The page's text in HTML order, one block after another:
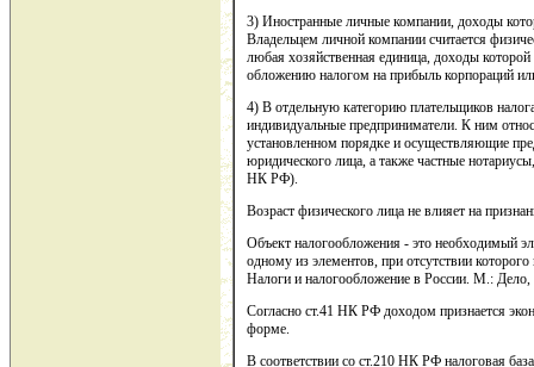
3) Иностранные личные компании, доходы
Владельцем личной компании считается
любая хозяйственная единица, доходы
обложению налогом на прибыль корпораций
4) В отдельную категорию плательщиков
индивидуальные предприниматели. К ним
установленном порядке и осуществляющие
юридического лица, а также частные
НК РФ).
Возраст физического лица не влияет на
Объект налогообложения - это необходимый
одному из элементов, при отсутствии
Налоги и налогообложение в России. М.: Дело,
Согласно ст.41 НК РФ доходом признается
форме.
В соответствии со ст.210 НК РФ налоговая